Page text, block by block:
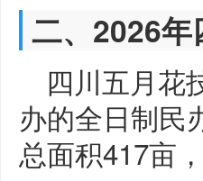
二、2026
四川五月花
办的全日制民
总面积417亩